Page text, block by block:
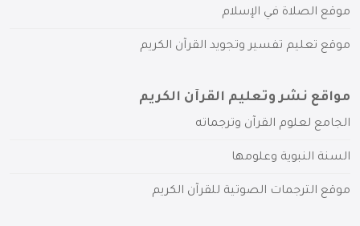
موقع الصلاة في الإسلام
موقع تعليم تفسير وتجويد القرآن الكريم
مواقع نشر وتعليم القرآن الكريم
الجامع لعلوم القرآن وترجماته
السنة النبوية وعلومها
موقع الترجمات الصوتية للقرآن الكريم